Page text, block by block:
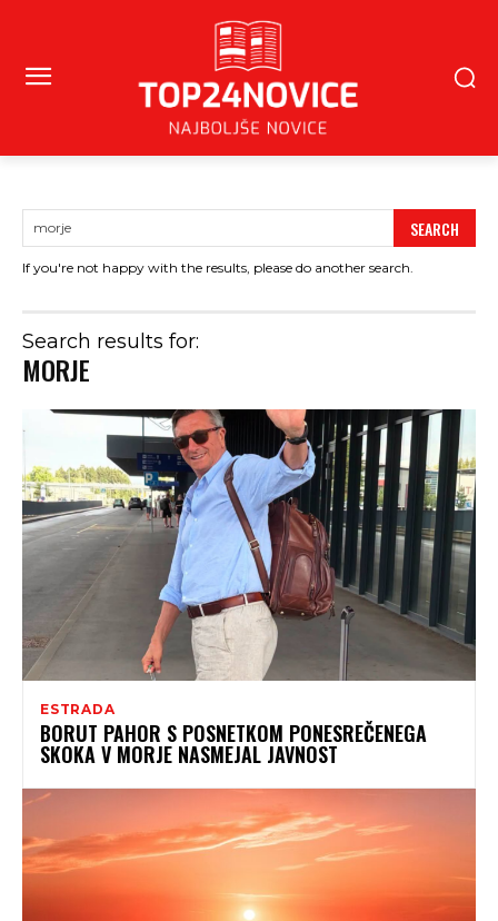
SEARCH
If you're not happy with the results, please do another search.
Search results for:
MORJE
ESTRADA
BORUT PAHOR S POSNETKOM PONESREČENEGA
SKOKA V MORJE NASMEJAL JAVNOST